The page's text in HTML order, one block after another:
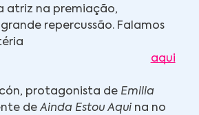
atriz na premiação,
repercussão. Falamos
aqui
protagonista de Emilia
deAinda Estou Aqui na no